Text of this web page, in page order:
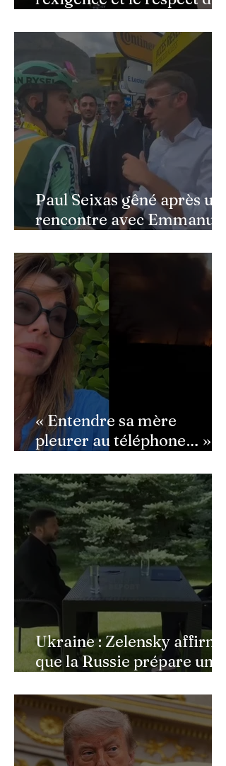
répond aux critiques et
défend l’hommage rendu à
son père au Québec
Paul Seixas gêné après une
rencontre avec Emmanuel
semé la panique dans son
équipe
« Entendre sa mère
pleurer au téléphone… » :
bouleversée par les
incendies du Cap-Ferret,
son témoignage poignant
Ukraine : Zelensky affirme
que la Russie prépare une
militaire à l'automne